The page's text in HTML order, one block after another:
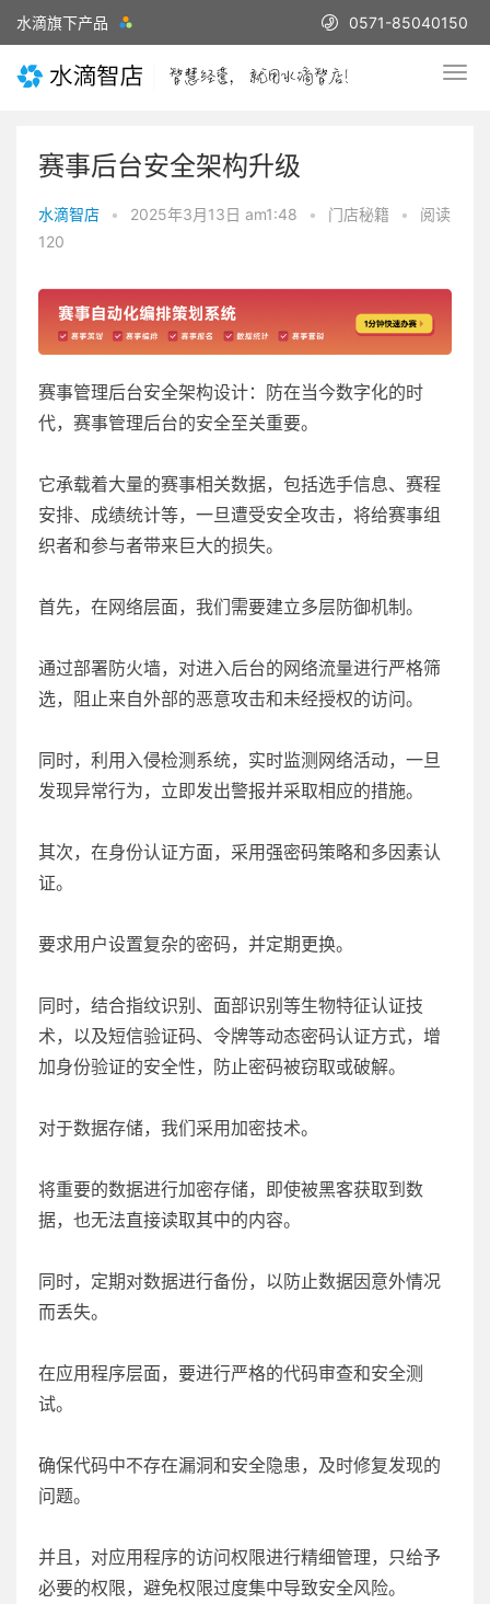
水滴旗下产品 0571-85040150
赛事后台安全架构升级
水滴智店 • 2025年3月13日 am1:48 • 门店秘籍 •
阅读
120
赛事管理后台安全架构设计：防在当今数字化的时
代，赛事管理后台的安全至关重要。
它承载着大量的赛事相关数据，包括选手信息、赛程
安排、成绩统计等，一旦遭受安全攻击，将给赛事组
织者和参与者带来巨大的损失。
首先，在网络层面，我们需要建立多层防御机制。
通过部署防火墙，对进入后台的网络流量进行严格筛
选，阻止来自外部的恶意攻击和未经授权的访问。
同时，利用入侵检测系统，实时监测网络活动，一旦
发现异常行为，立即发出警报并采取相应的措施。
其次，在身份认证方面，采用强密码策略和多因素认
证。
要求用户设置复杂的密码，并定期更换。
同时，结合指纹识别、面部识别等生物特征认证技
术，以及短信验证码、令牌等动态密码认证方式，增
加身份验证的安全性，防止密码被窃取或破解。
对于数据存储，我们采用加密技术。
将重要的数据进行加密存储，即使被黑客获取到数
据，也无法直接读取其中的内容。
同时，定期对数据进行备份，以防止数据因意外情况
而丢失。
在应用程序层面，要进行严格的代码审查和安全测
试。
确保代码中不存在漏洞和安全隐患，及时修复发现的
问题。
并且，对应用程序的访问权限进行精细管理，只给予
必要的权限，避免权限过度集中导致安全风险。